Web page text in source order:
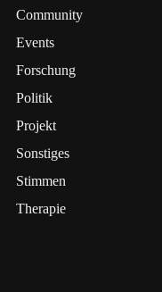
Community
Events
Forschung
Politik
Projekt
Sonstiges
Stimmen
Therapie